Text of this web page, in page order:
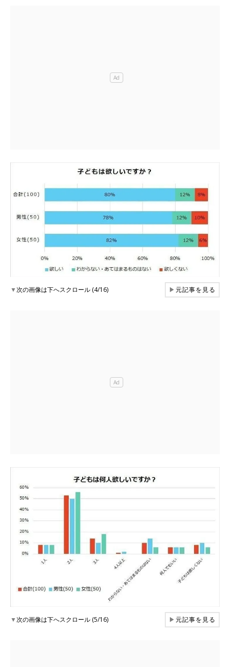
▼次の画像は下へスクロール (4/16) ▶元記事を見る
▼次の画像は下へスクロール (5/16) ▶元記事を見る